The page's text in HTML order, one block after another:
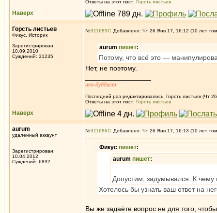
Ответы на этот пост: Горсть листьев
Наверх
Горсть листьев
Фикус, Историк
Зарегистрирован:
10.09.2010
Суждений: 31235
№311685 Добавлено: Чт 26 Янв 17, 16:12 (10 лет
aurum пишет:
Потому, что всё это —
Нет, не поэтому.
нео-буддист
Последний раз редактировалось: Горсть листьев (Чт
Ответы на этот пост: Горсть листьев
Наверх
aurum
удаленный аккаунт
Зарегистрирован:
10.04.2012
Суждений: 6892
№311686 Добавлено: Чт 26 Янв 17, 16:13 (10 лет
Фикус пишет:
aurum пишет:
Допустим, задумывался. К чему
Хотелось бы узнать ваш ответ на
Вы же задаёте вопрос не для того, чтобы